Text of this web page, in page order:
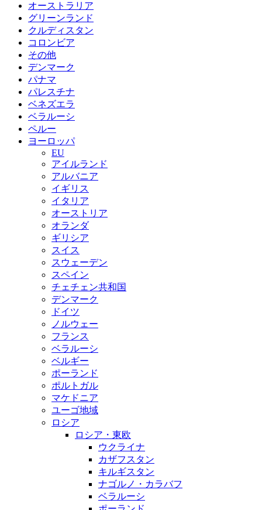
オーストラリア
グリーンランド
クルディスタン
コロンビア
その他
デンマーク
パナマ
パレスチナ
ベネズエラ
ベラルーシ
ペルー
ヨーロッパ
EU
アイルランド
アルバニア
イギリス
イタリア
オーストリア
オランダ
ギリシア
スイス
スウェーデン
スペイン
チェチェン共和国
デンマーク
ドイツ
ノルウェー
フランス
ベラルーシ
ベルギー
ポーランド
ポルトガル
マケドニア
ユーゴ地域
ロシア
ロシア・東欧
ウクライナ
カザフスタン
キルギスタン
ナゴルノ・カラバフ
ベラルーシ